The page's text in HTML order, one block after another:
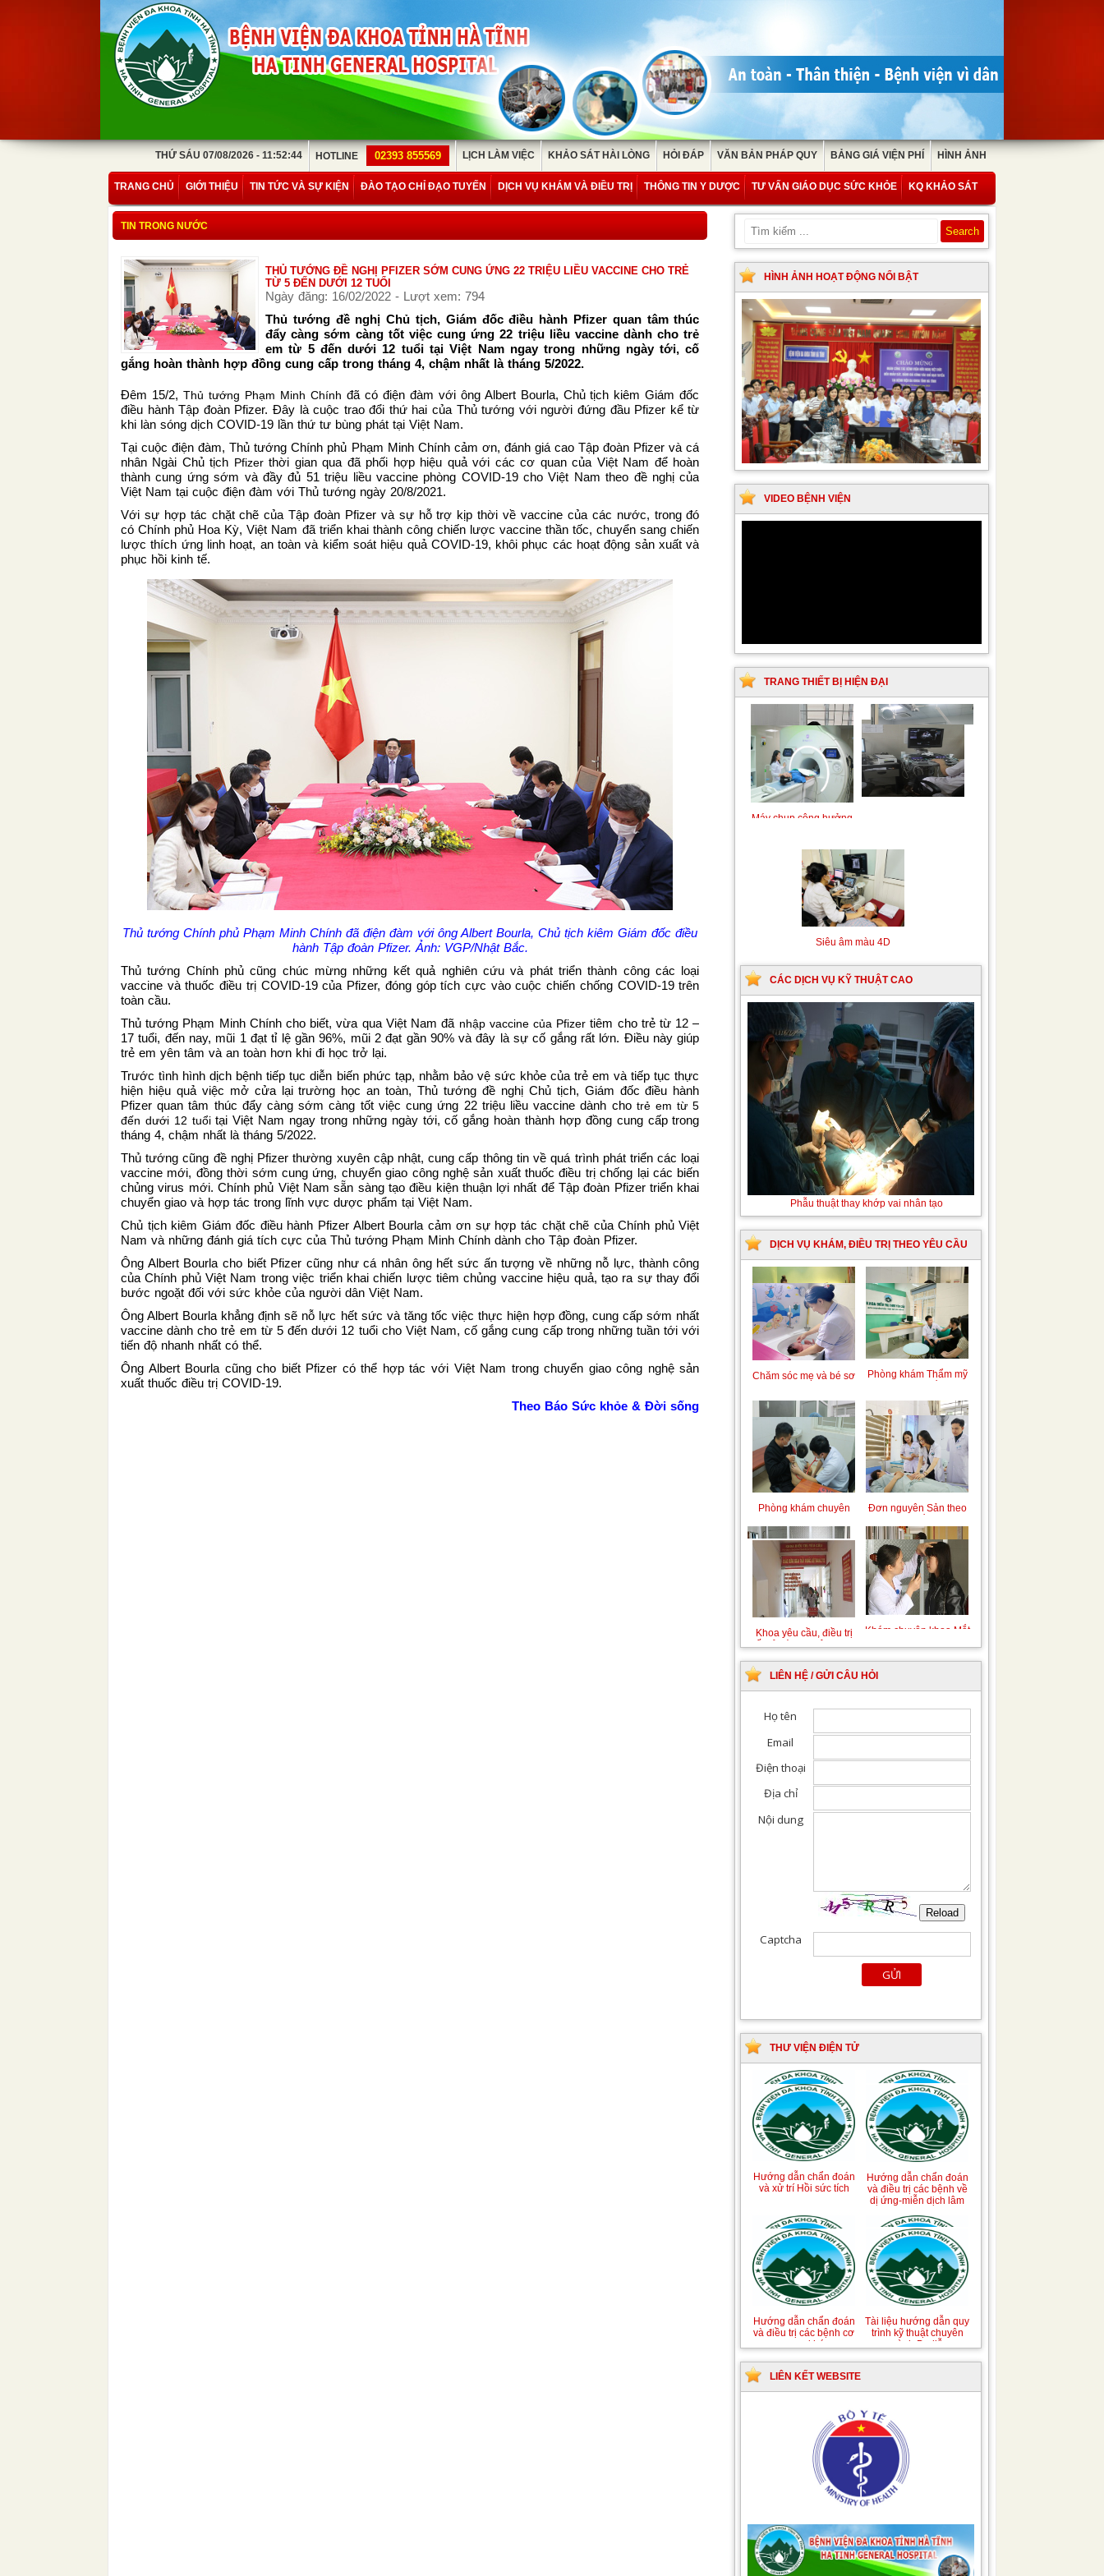
THỨ SÁU 07/08/2026 - 11:52:44 HOTLINE 02393 855569 LỊCH LÀM VIỆC KHẢO SÁT HÀI LÒNG HỎI ĐÁP VĂN BẢN PHÁP QUY BẢNG GIÁ VIỆN PHÍ HÌNH ẢNH
TRANG CHỦ GIỚI THIỆU TIN TỨC VÀ SỰ KIỆN ĐÀO TẠO CHỈ ĐẠO TUYẾN DỊCH VỤ KHÁM VÀ ĐIỀU TRỊ THÔNG TIN Y DƯỢC TƯ VẤN GIÁO DỤC SỨC KHỎE KQ KHẢO SÁT
TIN TRONG NƯỚC
THỦ TƯỚNG ĐỀ NGHỊ PFIZER SỚM CUNG ỨNG 22 TRIỆU LIỀU VACCINE CHO TRẺ
TỪ 5 ĐẾN DƯỚI 12 TUỔI
Ngày đăng: 16/02/2022 - Lượt xem: 794
Thủ tướng đề nghị Chủ tịch, Giám đốc điều hành Pfizer quan tâm thúc
đẩy càng sớm càng tốt việc cung ứng 22 triệu liều vaccine dành cho trẻ
em từ 5 đến dưới 12 tuổi tại Việt Nam ngay trong những ngày tới, cố
gắng hoàn thành hợp đồng cung cấp trong tháng 4, chậm nhất là tháng 5/2022.
Đêm 15/2, Thủ tướng Phạm Minh Chính đã có điện đàm với ông Albert Bourla, Chủ tịch kiêm Giám đốc
điều hành Tập đoàn Pfizer. Đây là cuộc trao đổi thứ hai của Thủ tướng với người đứng đầu Pfizer kể từ
khi làn sóng dịch COVID-19 lần thứ tư bùng phát tại Việt Nam.
Tại cuộc điện đàm, Thủ tướng Chính phủ Phạm Minh Chính cảm ơn, đánh giá cao Tập đoàn Pfizer và cá
nhân Ngài Chủ tịch Pfizerthời gian qua đã phối hợp hiệu quả với các cơ quan của Việt Nam để hoàn
thành cung ứng sớm và đầy đủ 51 triệu liều vaccine phòng COVID-19 cho Việt Nam theo đề nghị của
Việt Nam tại cuộc điện đàm với Thủ tướng ngày 20/8/2021.
Với sự hợp tác chặt chẽ của Tập đoàn Pfizer và sự hỗ trợ kịp thời về vaccine của các nước, trong đó
có Chính phủ Hoa Kỳ, Việt Nam đã triển khai thành công chiến lược vaccine thần tốc, chuyển sang chiến
lược thích ứng linh hoạt, an toàn và kiểm soát hiệu quả COVID-19, khôi phục các hoạt động sản xuất và
phục hồi kinh tế.
Thủ tướng Chính phủ Phạm Minh Chính đã điện đàm với ông Albert Bourla, Chủ tịch kiêm Giám đốc điều
hành Tập đoàn Pfizer. Ảnh: VGP/Nhật Bắc.
Thủ tướng Chính phủ cũng chúc mừng những kết quả nghiên cứu và phát triển thành công các loại
vaccine và thuốc điều trị COVID-19 của Pfizer, đóng góp tích cực vào cuộc chiến chống COVID-19 trên
toàn cầu.
Thủ tướng Phạm Minh Chính cho biết, vừa qua Việt Nam đã nhập vaccine của Pfizer tiêm cho trẻ từ 12 –
17 tuổi, đến nay, mũi 1 đạt tỉ lệ gần 96%, mũi 2 đạt gần 90% và đây là sự cố gắng rất lớn. Điều này giúp
trẻ em yên tâm và an toàn hơn khi đi học trở lại.
Trước tình hình dịch bệnh tiếp tục diễn biến phức tạp, nhằm bảo vệ sức khỏe của trẻ em và tiếp tục thực
hiện hiệu quả việc mở cửa lại trường học an toàn, Thủ tướng đề nghị Chủ tịch, Giám đốc điều hành
Pfizer quan tâm thúc đẩy càng sớm càng tốt việc cung ứng 22 triệu liều vaccine dành cho trẻ em từ 5
đến dưới 12 tuổitại Việt Nam ngay trong những ngày tới, cố gắng hoàn thành hợp đồng cung cấp trong
tháng 4, chậm nhất là tháng 5/2022.
Thủ tướng cũng đề nghị Pfizer thường xuyên cập nhật, cung cấp thông tin về quá trình phát triển các loại
vaccine mới, đồng thời sớm cung ứng, chuyển giao công nghệ sản xuất thuốc điều trị chống lại các biến
chủng virus mới. Chính phủ Việt Nam sẵn sàng tạo điều kiện thuận lợi nhất để Tập đoàn Pfizer triển khai
chuyển giao và hợp tác trong lĩnh vực dược phẩm tại Việt Nam.
Chủ tịch kiêm Giám đốc điều hành Pfizer Albert Bourla cảm ơn sự hợp tác chặt chẽ của Chính phủ Việt
Nam và những đánh giá tích cực của Thủ tướng Phạm Minh Chính dành cho Tập đoàn Pfizer.
Ông Albert Bourla cho biết Pfizer cũng như cá nhân ông hết sức ấn tượng về những nỗ lực, thành công
của Chính phủ Việt Nam trong việc triển khai chiến lược tiêm chủng vaccine hiệu quả, tạo ra sự thay đổi
bước ngoặt đối với sức khỏe của người dân Việt Nam.
Ông Albert Bourla khẳng định sẽ nỗ lực hết sức và tăng tốc việc thực hiện hợp đồng, cung cấp sớm nhất
vaccine dành cho trẻ em từ 5 đến dưới 12 tuổi cho Việt Nam, cố gắng cung cấp trong những tuần tới với
tiến độ nhanh nhất có thể.
Ông Albert Bourla cũng cho biết Pfizer có thể hợp tác với Việt Nam trong chuyển giao công nghệ sản
xuất thuốc điều trị COVID-19.
Theo Báo Sức khỏe & Đời sống
HÌNH ẢNH HOẠT ĐỘNG NỔI BẬT
VIDEO BỆNH VIỆN
TRANG THIẾT BỊ HIỆN ĐẠI
Siêu âm Doppler xuyên
Kỹ thuật chụp mạch máu
Siêu âm màu 4D
CÁC DỊCH VỤ KỸ THUẬT CAO
Phẫu thuật thay khớp vai nhân tạo
máu sơ
bất đồng
nhóm
máu
DỊCH VỤ KHÁM, ĐIỀU TRỊ THEO YÊU CẦU
Trung tâm chăm sóc
mẹ bầu và sau sinh
Khám bệnh nhân mắc
các bệnh lý về xương,
Chiếu tia Plasma lạnh
hỗ trợ điều trị vết
Khám bệnh nhân sau
phẫu thuật
Khám Ngoại khoa
chuyên nghiệp, tận tình
LIÊN HỆ / GỬI CÂU HỎI
THƯ VIỆN ĐIỆN TỬ
Tài liệu Hướng dẫn
phòng ngừa nhiễm
khuẩn vết mổ
Hướng dẫn chẩn đoán
và điều trị một số bệnh
truyền nhiễm
Hướng dẫn quy trình kỹ
thuật Chuyên khoa
Phẫu thuật Tiết niệu
Hướng dẫn Quy trình
kỹ thuật Nhi khoa
LIÊN KẾT WEBSITE